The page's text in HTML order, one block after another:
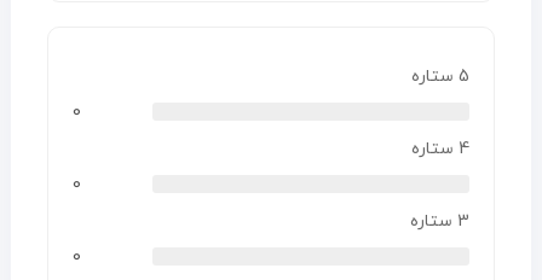
5 ستاره
0
4 ستاره
0
3 ستاره
0